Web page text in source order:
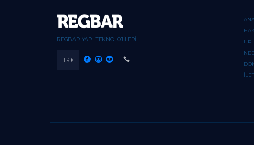
REGBAR YAPI TEKNOLOJİLERİ
TR